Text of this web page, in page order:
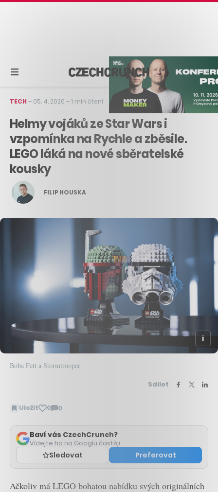
TECH – 05. 4. 2020 –1 min čtení
Helmy vojáků ze Star Wars i
vzpomínka na Rychle a zběsile.
LEGO láká na nové sběratelské
kousky
FILIP HOUSKA
Boba Fett a Stormtrooper
Sdílet
Uložit 0 0
Zobrazit
Baví vás CzechCrunch?
Vídejte ho na Googlu častěji.
Sledovat Preferovat
Ačkoliv má LEGO bohatou nabídku svých originálních